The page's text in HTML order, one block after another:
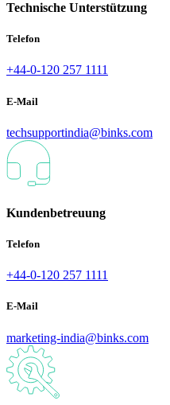
Technische Unterstützung
Telefon
+44-0-120 257 1111
E-Mail
techsupportindia@binks.com
Kundenbetreuung
Telefon
+44-0-120 257 1111
E-Mail
marketing-india@binks.com